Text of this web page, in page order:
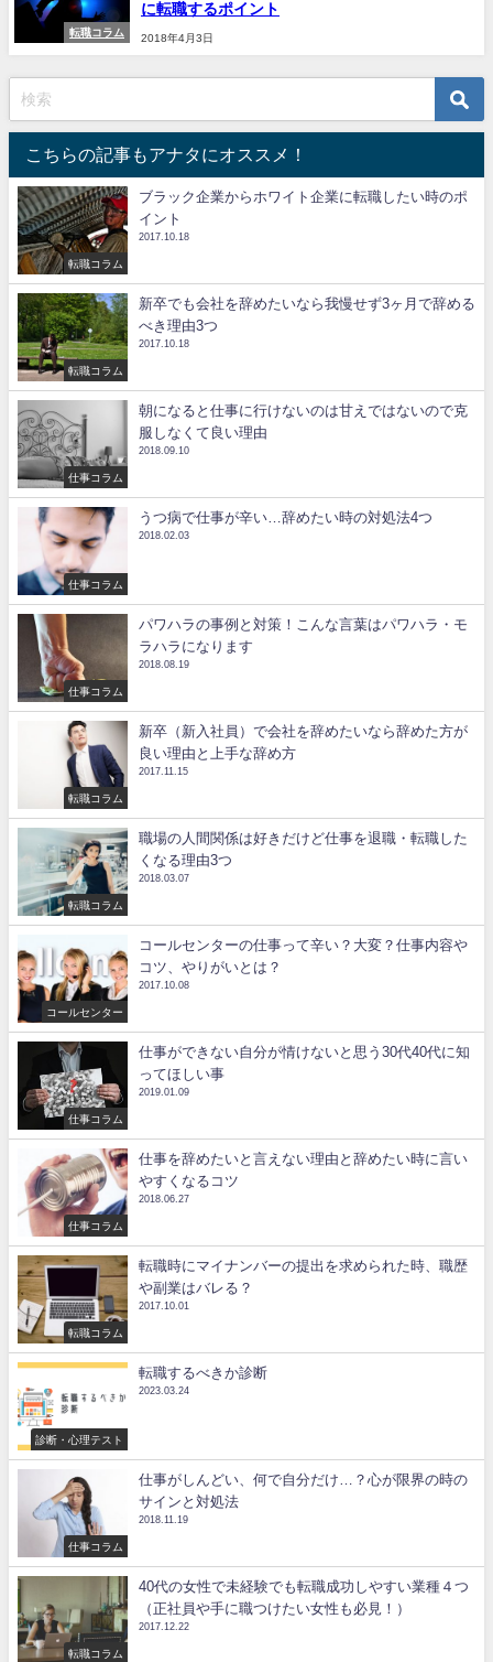
転職コラム
に転職するポイント
2018年4月3日
こちらの記事もアナタにオススメ！
転職コラム
ブラック企業からホワイト企業に転職したい時のポ
イント
2017.10.18
転職コラム
新卒でも会社を辞めたいなら我慢せず3ヶ月で辞める
べき理由3つ
2017.10.18
仕事コラム
朝になると仕事に行けないのは甘えではないので克
服しなくて良い理由
2018.09.10
仕事コラム
うつ病で仕事が辛い…辞めたい時の対処法4つ
2018.02.03
仕事コラム
パワハラの事例と対策！こんな言葉はパワハラ・モ
ラハラになります
2018.08.19
転職コラム
新卒（新入社員）で会社を辞めたいなら辞めた方が
良い理由と上手な辞め方
2017.11.15
転職コラム
職場の人間関係は好きだけど仕事を退職・転職した
くなる理由3つ
2018.03.07
コールセンター
コールセンターの仕事って辛い？大変？仕事内容や
コツ、やりがいとは？
2017.10.08
仕事コラム
仕事ができない自分が情けないと思う30代40代に知
ってほしい事
2019.01.09
仕事コラム
仕事を辞めたいと言えない理由と辞めたい時に言い
やすくなるコツ
2018.06.27
転職コラム
転職時にマイナンバーの提出を求められた時、職歴
や副業はバレる？
2017.10.01
診断・心理テスト
転職するべきか診断
2023.03.24
仕事コラム
仕事がしんどい、何で自分だけ…？心が限界の時の
サインと対処法
2018.11.19
転職コラム
40代の女性で未経験でも転職成功しやすい業種４つ
（正社員や手に職つけたい女性も必見！）
2017.12.22